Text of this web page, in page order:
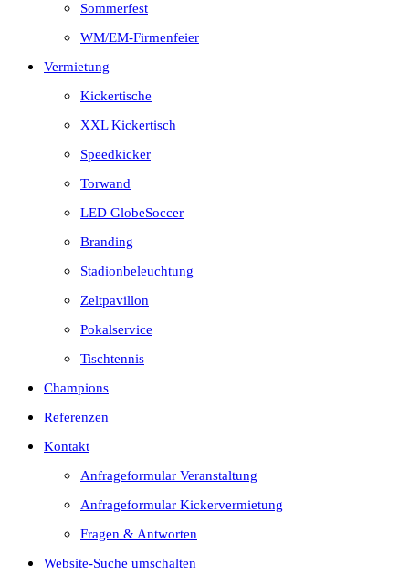
Sommerfest
WM/EM-Firmenfeier
Vermietung
Kickertische
XXL Kickertisch
Speedkicker
Torwand
LED GlobeSoccer
Branding
Stadionbeleuchtung
Zeltpavillon
Pokalservice
Tischtennis
Champions
Referenzen
Kontakt
Anfrageformular Veranstaltung
Anfrageformular Kickervermietung
Fragen & Antworten
Website-Suche umschalten